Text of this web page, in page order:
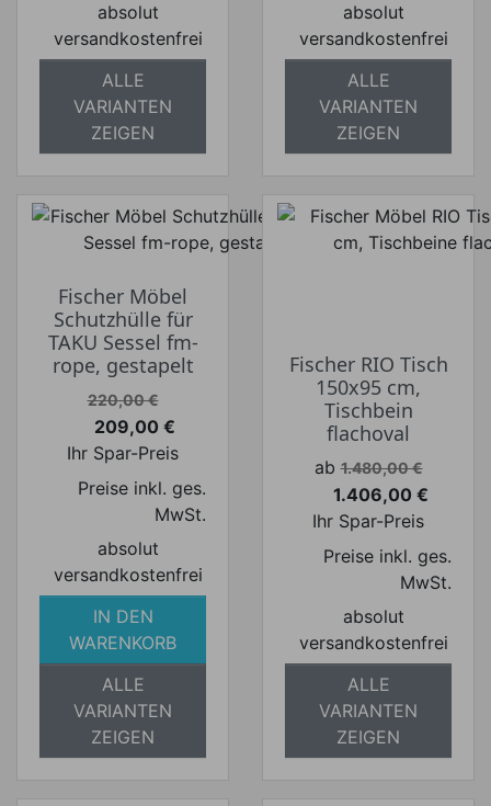
absolut
versandkostenfrei
ALLE
VARIANTEN
ZEIGEN
absolut
versandkostenfrei
ALLE
VARIANTEN
ZEIGEN
Fischer Möbel
Schutzhülle für
TAKU Sessel fm-
rope, gestapelt
Verkaufspreis
220,00 €
Preis
209,00 €
Ihr Spar-Preis
Preise inkl. ges.
MwSt.
absolut
versandkostenfrei
IN DEN
WARENKORB
ALLE
VARIANTEN
ZEIGEN
Fischer RIO Tisch
150x95 cm,
Tischbein
flachoval
Verkaufspreis
ab 1.480,00 €
Preis
1.406,00 €
Ihr Spar-Preis
Preise inkl. ges.
MwSt.
absolut
versandkostenfrei
ALLE
VARIANTEN
ZEIGEN